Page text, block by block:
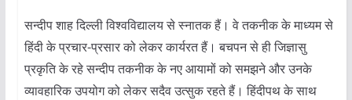
सन्दीप शाह दिल्ली विश्वविद्यालय से स्नातक हैं। वे तकनीक के माध्यम से
हिंदी के प्रचार-प्रसार को लेकर कार्यरत हैं। बचपन से ही जिज्ञासु
प्रकृति के रहे सन्दीप तकनीक के नए आयामों को समझने और उनके
व्यावहारिक उपयोग को लेकर सदैव उत्सुक रहते हैं। हिंदीपथ के साथ